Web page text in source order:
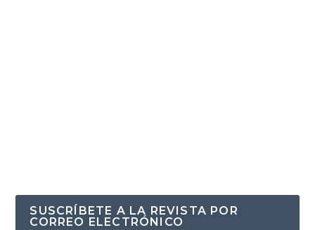
SUSCRÍBETE A LA REVISTA POR
CORREO ELECTRÓNICO